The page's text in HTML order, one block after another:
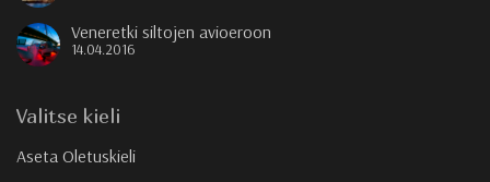
Veneretki siltojen avioeroon
14.04.2016
Valitse kieli
Aseta Oletuskieli